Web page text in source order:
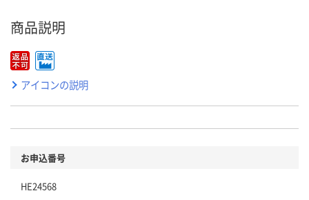
商品説明
アイコンの説明
お申込番号
HE24568